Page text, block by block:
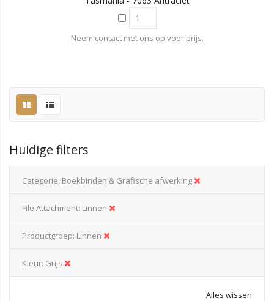
Neem contact met ons op voor prijs.
Huidige filters
Categorie Boekbinden & Grafische afwerking
File Attachment Linnen
Productgroep Linnen
Kleur Grijs
Alles wissen